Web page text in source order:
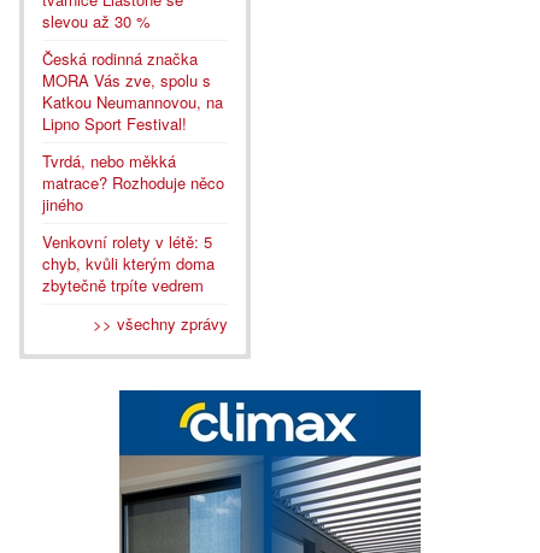
slevou až 30 %
Česká rodinná značka
MORA Vás zve, spolu s
Katkou Neumannovou, na
Lipno Sport Festival!
Tvrdá, nebo měkká
matrace? Rozhoduje něco
jiného
Venkovní rolety v létě: 5
chyb, kvůli kterým doma
zbytečně trpíte vedrem
>> všechny zprávy